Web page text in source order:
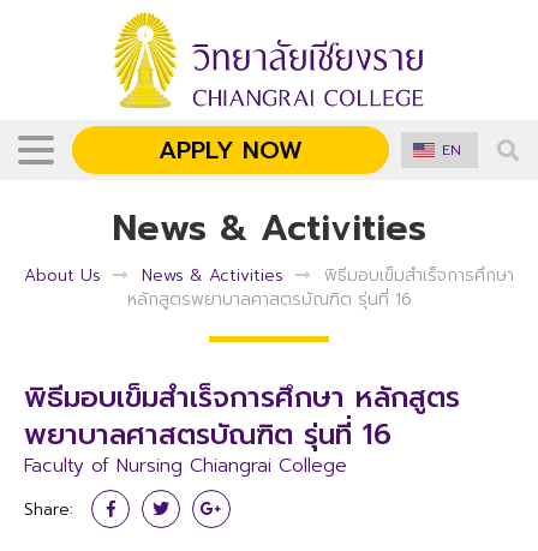
APPLY NOW EN
News & Activities
About Us News & Activities
พิธีมอบเข็มสำเร็จการศึกษา
หลักสูตรพยาบาลศาสตรบัณฑิต รุ่นที่ 16
พิธีมอบเข็มสำเร็จการศึกษา หลักสูตร
พยาบาลศาสตรบัณฑิต รุ่นที่ 16
Faculty of Nursing Chiangrai College
Share: